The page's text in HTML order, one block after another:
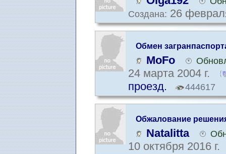
Создана: 26
Обмен
MoFo
24 марта 2004 г.
проезд.
444617
Обжалование
Natalitta
10 октября 2016 г.